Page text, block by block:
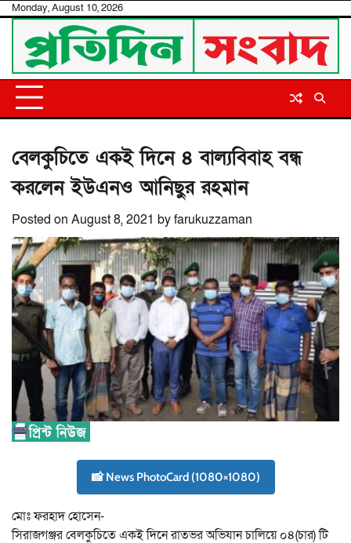
Skip
content
Monday, August 10, 2026
বেলকুচিতে একই দিনে ৪ বাল্যবিবাহ বন্ধ
করলেন ইউএনও আনিছুর রহমান
Posted on August 8, 2021 byfarukuzzaman
📸 News PhotoCard (1080×1080)
মোঃ ফরহাদ হোসেন-
সিরাজগঞ্জর বেলকুচিতে একই দিনে রাতভর অভিযান চালিয়ে ০৪(চার) টি